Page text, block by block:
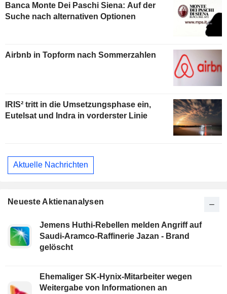
Banca Monte Dei Paschi Siena: Auf der
Suche nach alternativen Optionen
Airbnb in Topform nach Sommerzahlen
IRIS² tritt in die Umsetzungsphase ein,
Eutelsat und Indra in vorderster Linie
Aktuelle Nachrichten
Neueste Aktienanalysen
Jemens Huthi-Rebellen melden Angriff auf
Saudi-Aramco-Raffinerie Jazan - Brand
gelöscht
Ehemaliger SK-Hynix-Mitarbeiter wegen
Weitergabe von Informationen an